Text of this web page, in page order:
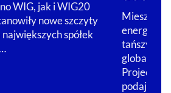
WIG, jak i WIG20
nowe szczyty
spółek
energię, o
tańszy, a
globalne
Project
podaje…